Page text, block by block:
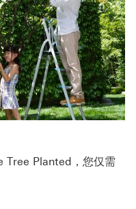
Tree Planted，您仅需